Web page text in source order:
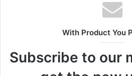
With Product You
Subscribe to our